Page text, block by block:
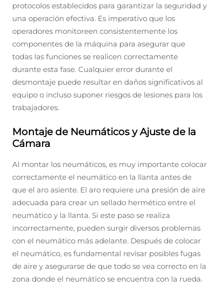
protocolos establecidos para garantizar la seguridad y
una operación efectiva. Es imperativo que los
operadores monitoreen consistentemente los
componentes de la máquina para asegurar que
todas las funciones se realicen correctamente
durante esta fase. Cualquier error durante el
desmontaje puede resultar en daños significativos al
equipo o incluso suponer riesgos de lesiones para los
trabajadores.
Montaje de Neumáticos y Ajuste de la
Cámara
Al montar los neumáticos, es muy importante colocar
correctamente el neumático en la llanta antes de
que el aro asiente. El aro requiere una presión de aire
adecuada para crear un sellado hermético entre el
neumático y la llanta. Si este paso se realiza
incorrectamente, pueden surgir diversos problemas
con el neumático más adelante. Después de colocar
el neumático, es fundamental revisar posibles fugas
de aire y asegurarse de que todo se vea correcto en la
zona donde el neumático se encuentra con la rueda.